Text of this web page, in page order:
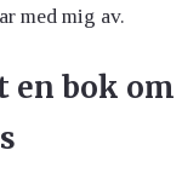
med mig av.
en bok om